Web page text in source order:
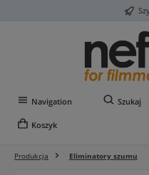
Navigation Szukaj
Koszyk
Produkcja Eliminatory szumu